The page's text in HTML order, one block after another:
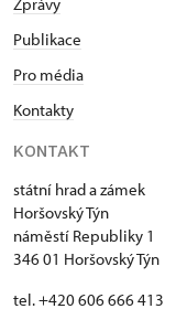
Publikace
Pro média
Kontakty
KONTAKT
státní hrad a zámek
Horšovský Týn
náměstí Republiky 1
346 01 Horšovský Týn
tel. +420 606 666 413